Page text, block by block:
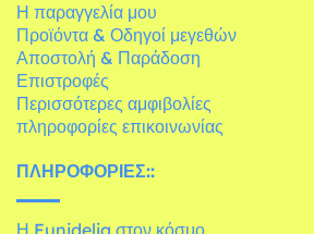
Η παραγγελία μου
Προϊόντα & Οδηγοί μεγεθών
Αποστολή & Παράδοση
Επιστροφές
Περισσότερες αμφιβολίες
πληροφορίες επικοινωνίας
ΠΛΗΡΟΦΟΡΊΕΣ::